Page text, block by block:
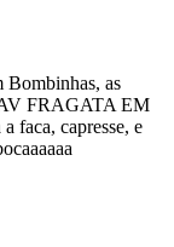
Bombinhas, as
FRAGATA EM
faca, capresse, e